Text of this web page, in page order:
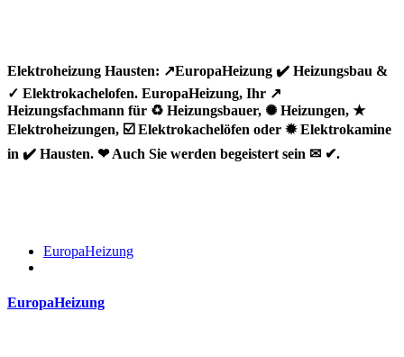
Elektroheizung Hausten: ↗️EuropaHeizung ✔️ Heizungsbau &
✓ Elektrokachelofen. EuropaHeizung, Ihr ↗️
Heizungsfachmann für ♻ Heizungsbauer, ✺ Heizungen, ★
Elektroheizungen, ☑️ Elektrokachelöfen oder ✹ Elektrokamine
in ✔️ Hausten. ❤ Auch Sie werden begeistert sein ✉ ✔.
EuropaHeizung
EuropaHeizung